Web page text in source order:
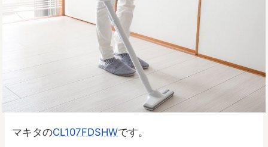
マキタのCL107FDSHWです。